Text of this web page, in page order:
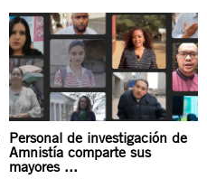
Personal de investigación de
Amnistía comparte sus
mayores ...